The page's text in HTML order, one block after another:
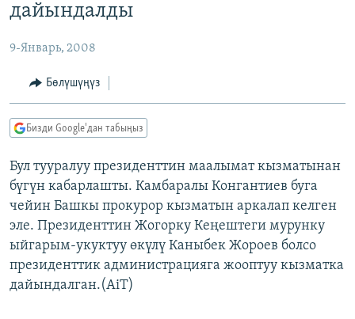
БҮГҮН АЗАТТЫКТА
ЭКСПЕРТТЕР ТАЛДАЙТ
БИЗ ЖАНА ДҮЙНӨ
ЭЖЕ-СИҢДИЛЕР
АЗАТТЫК+
ЫҢГАЙСЫЗ СУРООЛОР
ПОДКАСТ
ӨЗГӨЧӨ ПИКИР
Русский
ОНЛАЙН ШЕРИНЕ
ЭЕ/АРнун бардык сайттары
дайындалды
9-Январь, 2008
Бөлүшүңүз
Бизди Google'дан табыңыз
Бул тууралуу президенттин маалымат кызматынан
бүгүн кабарлашты. Камбаралы Конгантиев буга
чейин Башкы прокурор кызматын аркалап келген
эле. Президенттин Жогорку Кеңештеги мурунку
ыйгарым-укуктуу өкүлү Каныбек Жороев болсо
президенттик администрацияга жооптуу кызматка
дайындалган.(AiT)